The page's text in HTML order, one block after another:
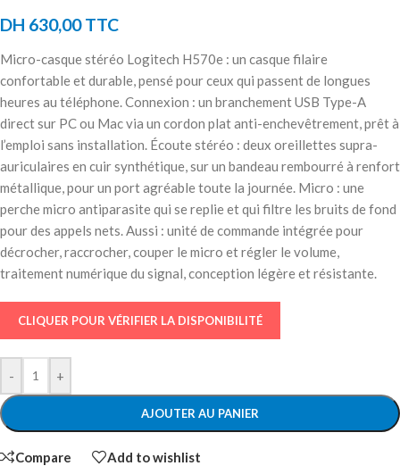
DH 630,00TTC
Micro-casque stéréo Logitech H570e : un casque filaire
confortable et durable, pensé pour ceux qui passent de longues
heures au téléphone. Connexion : un branchement USB Type-A
direct sur PC ou Mac via un cordon plat anti-enchevêtrement, prêt à
l’emploi sans installation. Écoute stéréo : deux oreillettes supra-
auriculaires en cuir synthétique, sur un bandeau rembourré à renfort
métallique, pour un port agréable toute la journée. Micro : une
perche micro antiparasite qui se replie et qui filtre les bruits de fond
pour des appels nets. Aussi : unité de commande intégrée pour
décrocher, raccrocher, couper le micro et régler le volume,
traitement numérique du signal, conception légère et résistante.
CLIQUER POUR VÉRIFIER LA DISPONIBILITÉ
- +
AJOUTER AU PANIER
Compare Add to wishlist